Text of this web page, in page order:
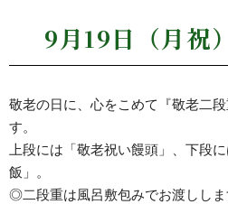
9月19日（月祝
敬老の日に、心をこめて『敬老二
す。
上段には「敬老祝い饅頭」、下段
飯」。
◎二段重は風呂敷包みでお渡しし